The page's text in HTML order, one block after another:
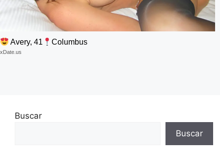
Avery, 41 Columbus
xDate.us
Buscar
Buscar